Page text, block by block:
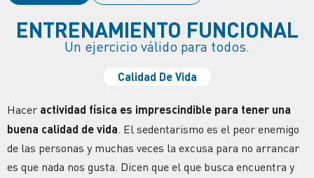
ENTRENAMIENTO FUNCIONAL
Un ejercicio válido para todos.
Calidad De Vida
Hacer actividad física es imprescindible para tener una
buena calidad de vida . El sedentarismo es el peor enemigo
de las personas y muchas veces la excusa para no arrancar
es que nada nos gusta. Dicen que el que busca encuentra y